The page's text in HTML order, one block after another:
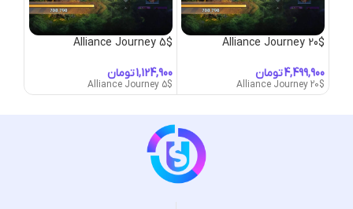
Alliance Journey 20$
تومان
Alliance Journey 20$
Alliance Journey 5$
تومان
Alliance Journey 5$